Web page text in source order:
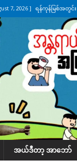
7, 2026 ] ရန်ကုန်မြစ်အတွင်
ကဏ္ဍ
7, 2026 ] လွှတ်တော်ကို ရေ
6, 2026 ] တာကျိုးပြီး ခုနှ
6, 2026 ] လေးမျက်နှာမှာ
သတင်းကဏ္ဍ
7, 2026 ] လေးမျက်နှာ၊ အို
အလိုက် သတင်းကဏ္ဍ
အယ်ဒီတာ့ အာဘော်